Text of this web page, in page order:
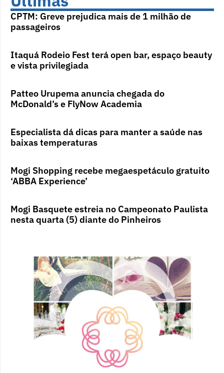
CPTM: Greve prejudica mais de 1 milhão de
passageiros
Itaquá Rodeio Fest terá open bar, espaço beauty
e vista privilegiada
Patteo Urupema anuncia chegada do
McDonald’s e FlyNow Academia
Especialista dá dicas para manter a saúde nas
baixas temperaturas
Mogi Shopping recebe megaespetáculo gratuito
‘ABBA Experience’
Mogi Basquete estreia no Campeonato Paulista
nesta quarta (5) diante do Pinheiros